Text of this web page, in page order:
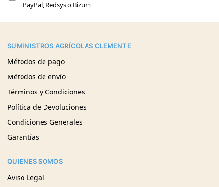
PayPal, Redsys o Bizum
SUMINISTROS AGRÍCOLAS CLEMENTE
Métodos de pago
Métodos de envío
Términos y Condiciones
Política de Devoluciones
Condiciones Generales
Garantías
QUIENES SOMOS
Aviso Legal